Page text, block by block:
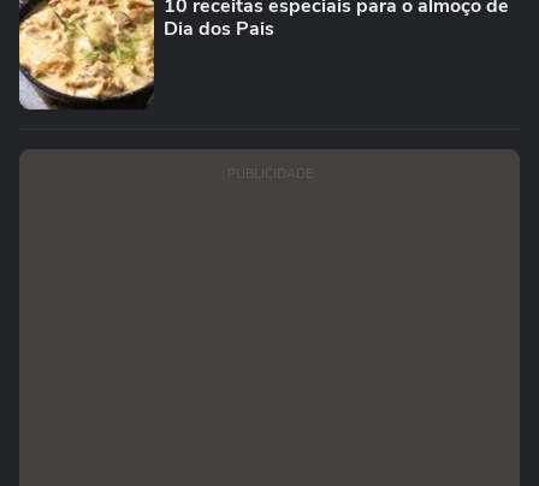
10 receitas especiais para o almoço de
Dia dos Pais
PUBLICIDADE